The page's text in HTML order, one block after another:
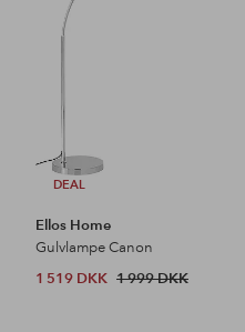
DEAL
Ellos Home
Gulvlampe Canon
1 519 DKK 1 999 DKK